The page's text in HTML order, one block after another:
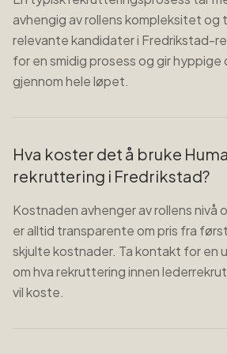
avhengig av rollens kompleksitet og
relevante kandidater i Fredrikstad-
for en smidig prosess og gir
gjennom hele løpet.
Hva koster det å bruke
rekruttering i Fredrikstad?
Kostnaden avhenger av rollens nivå
er alltid transparente om pris fra
skjulte kostnader. Ta kontakt for en
om hva rekruttering innen
vil koste.